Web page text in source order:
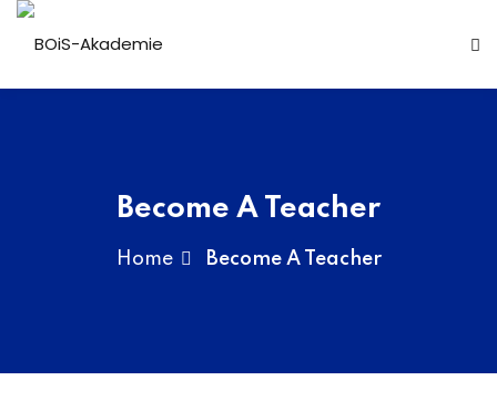
Become A Teacher
Home Become A Teacher